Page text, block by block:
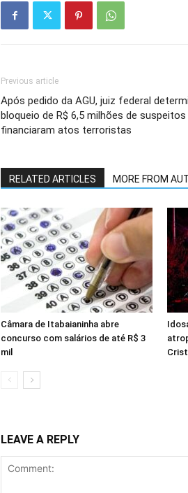
Previous article
Após pedido da AGU, juiz federal
bloqueio de R$ 6,5 milhões de suspeitos
financiaram atos terroristas
RELATED ARTICLES MORE FROM
Câmara de Itabaianinha abre
concurso com salários de até R$ 3
mil
LEAVE A REPLY